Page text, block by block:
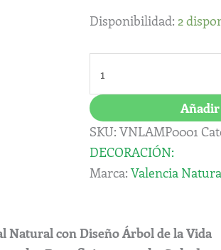
Disponibilidad: 2
la
Vida
Cesta
cantidad
SKU:VNLAMP0001
DECORACIÓN:
Marca:Valencia
Natural con Diseño Árbol de la Vida